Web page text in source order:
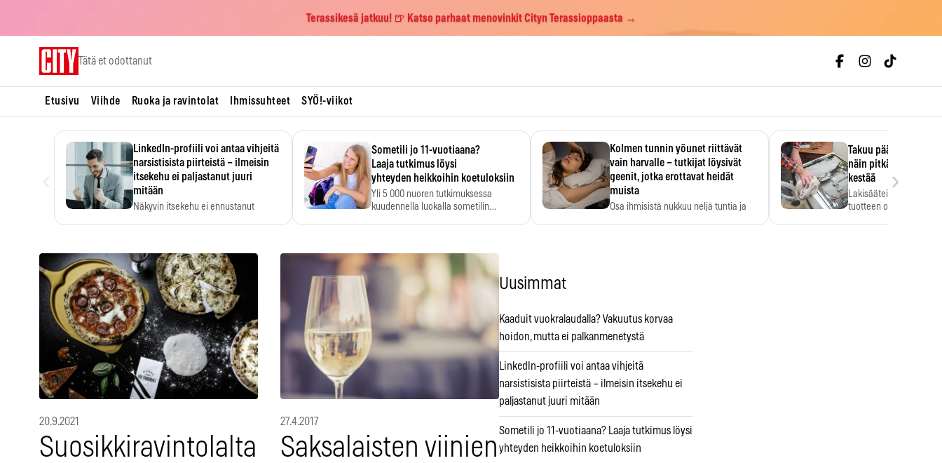
Terassikesä jatkuu! 🍺 Katso parhaat menovinkit Cityn Terassioppaasta →
Tätä et odottanut
Etusivu Viihde Ruoka ja ravintolat Ihmissuhteet SYÖ!-viikot
LinkedIn-profiili voi antaa vihjeitä
narsistisista piirteistä – ilmeisin
itsekehu ei paljastanut juuri
mitään
Näkyvin itsekehu ei ennustanut
Sometili jo 11-vuotiaana?
Laaja tutkimus löysi
yhteyden heikkoihin koetuloksiin
Yli 5 000 nuoren tutkimuksessa
kuudennella luokalla sometilin…
Kolmen tunnin yöunet riittävät
vain harvalle – tutkijat löysivät
geenit, jotka erottavat heidät
muista
Osa ihmisistä nukkuu neljä tuntia ja
Takuu päättyi,
näin pitkään
kestää
Lakisääteinen
tuotteen oletetun
›
20.9.2021
Suosikkiravintolalta
27.4.2017
Saksalaisten viinien
Uusimmat
Kaaduit vuokralaudalla? Vakuutus korvaa
hoidon, mutta ei palkanmenetystä
LinkedIn-profiili voi antaa vihjeitä
narsistisista piirteistä – ilmeisin itsekehu ei
paljastanut juuri mitään
Sometili jo 11-vuotiaana? Laaja tutkimus löysi
yhteyden heikkoihin koetuloksiin